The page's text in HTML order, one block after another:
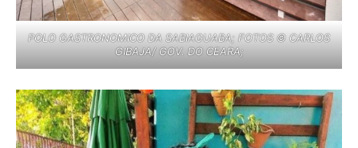
POLO GASTRONOMICO DA SABIAGUABA; FOTOS © CARLOS
GIBAJA/ GOV. DO CEARA;